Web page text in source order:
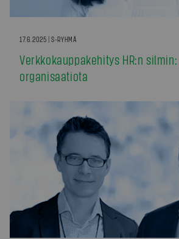
17.6.2025 | S-RYHMÄ
Verkkokauppakehitys HR:n
organisaatiota